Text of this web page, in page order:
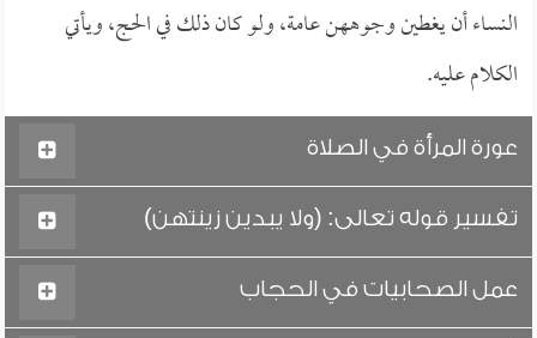
النساء أن يغطين وجوههن عامة، ولو كان ذلك في الحج، ويأتي
الكلام عليه.
عورة المرأة في الصلاة
تفسير قوله تعالى: (ولا يبدين زينتهن)
عمل الصحابيات في الحجاب